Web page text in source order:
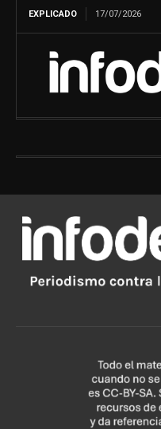
EXPLICADO 17/07/2026